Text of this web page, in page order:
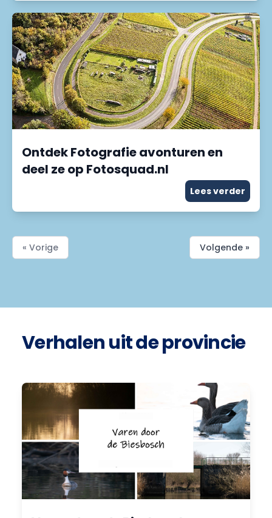
Ontdek Fotografie avonturen en
deel ze op Fotosquad.nl
Lees verder
« Vorige Volgende »
Verhalen uit de provincie